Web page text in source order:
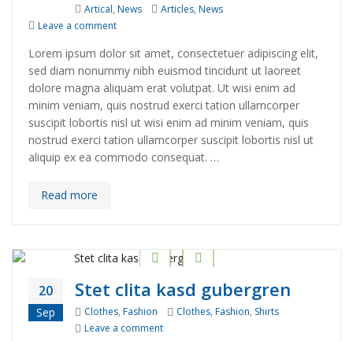
Categories
Artical, News Tags
Articles, News
Leave a commenton Duis autem vel eum iriure dolor
Lorem ipsum dolor sit amet, consectetuer adipiscing elit,
sed diam nonummy nibh euismod tincidunt ut laoreet
dolore magna aliquam erat volutpat. Ut wisi enim ad
minim veniam, quis nostrud exerci tation ullamcorper
suscipit lobortis nisl ut wisi enim ad minim veniam, quis
nostrud exerci tation ullamcorper suscipit lobortis nisl ut
aliquip ex ea commodo consequat. …
Read more
20
Sep
Stet clita kasd gubergren
Categories
Clothes, Fashion Tags
Clothes, Fashion, Shirts
Leave a commenton Stet clita kasd gubergren